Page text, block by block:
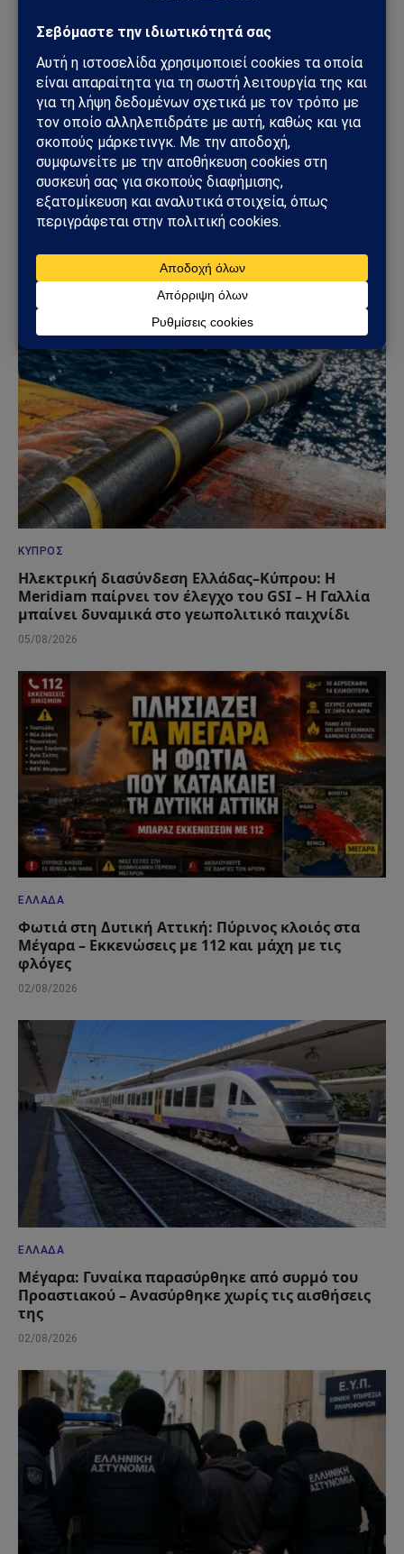
Sahiel Newsroom
Facebook
(Twitter)
PinterestInstagramTumblr
Το Sahiel.gr είναι ανεξάρτητη ψηφιακή πύλη ενημέρωσης
και ανάλυσης με έμφαση στη γεωπολιτική, τη διεθνή
ασφάλεια, τα εθνικά ζητήματα και τις διεθνείς εξελίξεις
που επηρεάζουν την Ελλάδα και τον ευρύτερο ελληνισμό.
ΔΕΙΤΕ ΕΠΙΣΗΣ →
ΚΎΠΡΟΣ
Ηλεκτρική διασύνδεση Ελλάδας–Κύπρου: Η
Meridiam παίρνει τον έλεγχο του GSI – Η Γαλλία
μπαίνει δυναμικά στο γεωπολιτικό παιχνίδι
05/08/2026
ΕΛΛΆΔΑ
Φωτιά στη Δυτική Αττική: Πύρινος κλοιός στα
Μέγαρα – Εκκενώσεις με 112 και μάχη με τις
φλόγες
02/08/2026
ΕΛΛΆΔΑ
Μέγαρα: Γυναίκα παρασύρθηκε από συρμό του
Προαστιακού – Ανασύρθηκε χωρίς τις αισθήσεις
της
02/08/2026